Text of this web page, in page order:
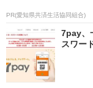
PR(愛知県共済生活協同組合)
7pay、
スワー